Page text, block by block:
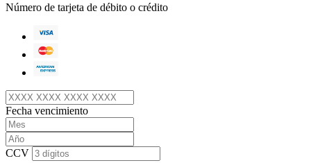
Número de tarjeta de débito o crédito
Fecha vencimiento
CCV